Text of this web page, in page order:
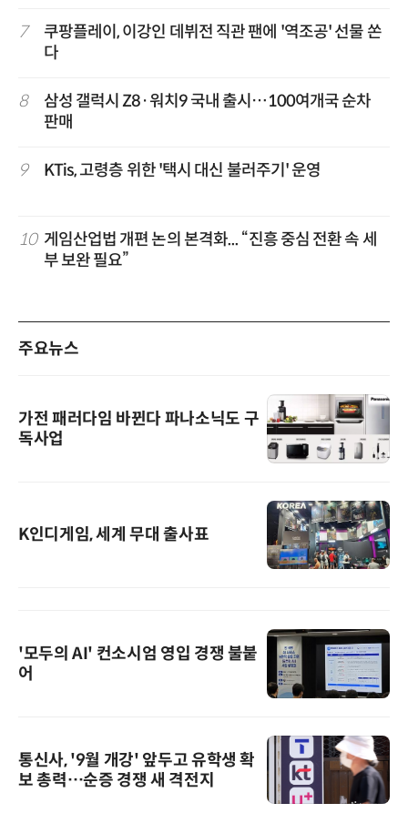
7
쿠팡플레이, 이강인 데뷔전 직관 팬에 '역조공' 선물 쏜
다
8
삼성 갤럭시 Z8·워치9 국내 출시…100여개국 순차
판매
9 KTis, 고령층 위한 '택시 대신 불러주기' 운영
10 게임산업법 개편 논의 본격화... “진흥 중심 전환 속 세
부 보완 필요”
주요뉴스
가전 패러다임 바뀐다 파나소닉도 구
독사업
K인디게임, 세계 무대 출사표
'모두의 AI' 컨소시엄 영입 경쟁 불붙
어
통신사, '9월 개강' 앞두고 유학생 확
보 총력…순증 경쟁 새 격전지